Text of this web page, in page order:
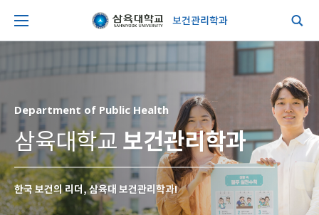
보건관리학과
Department of Public Health
삼육대학교 보건관리학과
한국 보건의 리더, 삼육대 보건관리학과!